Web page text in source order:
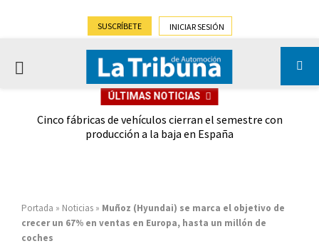
SUSCRÍBETE INICIAR SESIÓN
PRIMARY
ÚLTIMAS NOTICIAS
Cinco fábricas de vehículos cierran el semestre con
producción a la baja en España
Portada » Noticias » Muñoz (Hyundai) se marca el objetivo de
crecer un 67% en ventas en Europa, hasta un millón de
coches